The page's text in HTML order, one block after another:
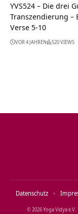
YVS524 – Die drei
Transzendierung –
Verse 5-10
VOR 4 JAHREN 520 VIEWS
© 2026 Yoga Vidya e.V.
Datenschutz